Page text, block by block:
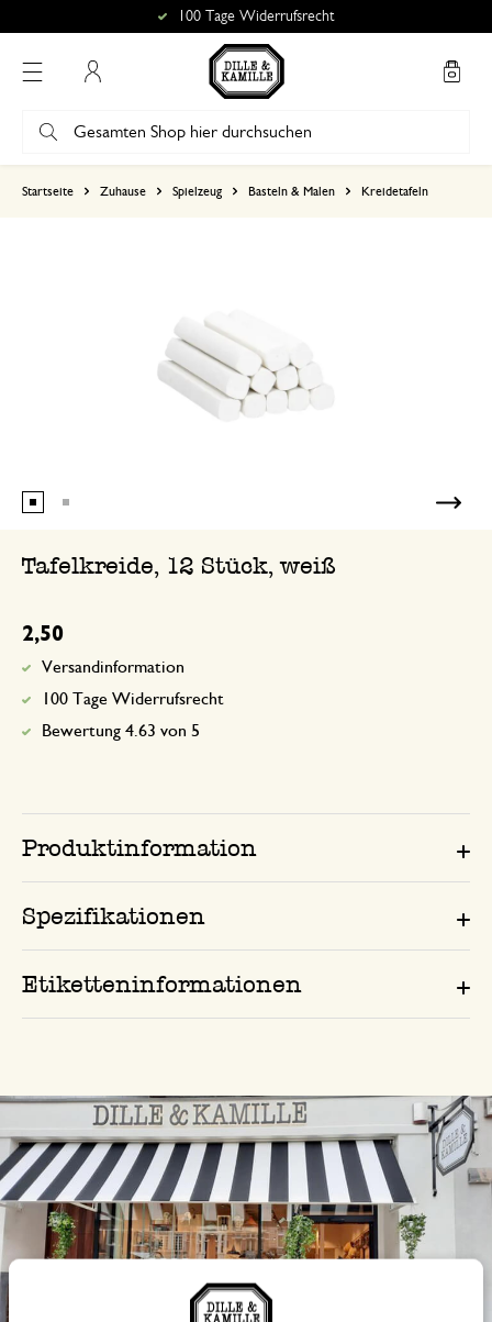
100 Tage Widerrufsrecht
Startseite Zuhause Spielzeug Basteln & Malen Kreidetafeln
Tafelkreide, 12 Stück, weiß
2,50
Versandinformation
100 Tage Widerrufsrecht
Bewertung 4.63 von 5
Produktinformation
Spezifikationen
Etiketteninformationen